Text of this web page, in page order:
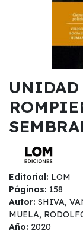
UNIDAD
Editorial: LOM
Páginas: 158
Autor: SHIVA,
MUELA,
Año: 2020